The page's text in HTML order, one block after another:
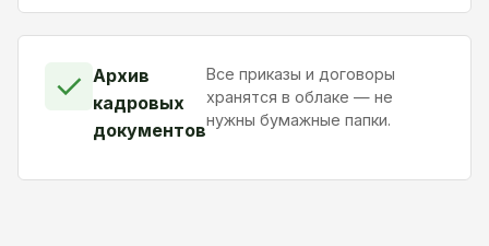
✓ Архив
кадровых
документов
Все приказы и договоры
хранятся в облаке — не
нужны бумажные папки.